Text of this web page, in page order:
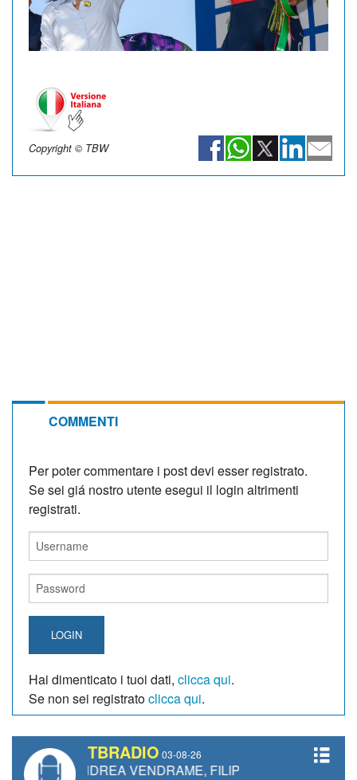
Copyright © TBW
COMMENTI
Per poter commentare i post devi esser registrato.
Se sei giá nostro utente esegui il login altrimenti
registrati.
LOGIN
Hai dimenticato i tuoi dati, clicca qui.
Se non sei registratoclicca qui.
TBRADIO 03-08-26
VENDRAME, FILIPPO FIORELLI